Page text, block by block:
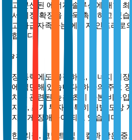
있고 분산된 에너지 솔루션에 대한
면서 시장 확장을 더욱 촉진하고 있
있고 자급자족하는 에너지 인프라로
치합니다.
시장 제약
성장 동력에도 불구하고, 에너지 저
약에 직면해 있습니다. 하나의 주요
배치와 관련된 높은 초기 자본 비용
있지만, 초기 투자는 특히 개발 도상
택자에게 장애물이 되고 있습니다.
또한, 리튬, 코발트 및 니켈과 같은 중